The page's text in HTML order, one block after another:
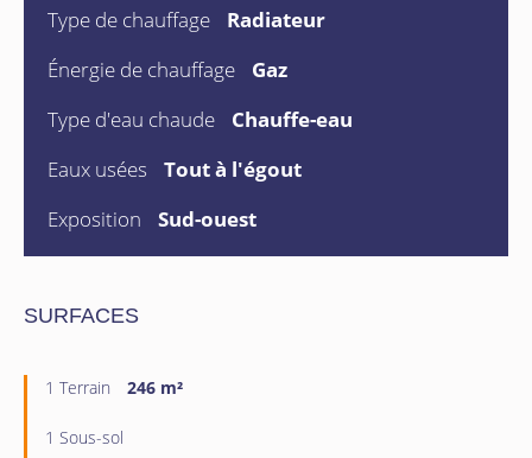
Type de chauffage
Radiateur
Énergie de chauffage
Gaz
Type d'eau chaude
Chauffe-eau
Eaux usées
Tout à l'égout
Exposition
Sud-ouest
SURFACES
1 Terrain 246 m²
1 Sous-sol